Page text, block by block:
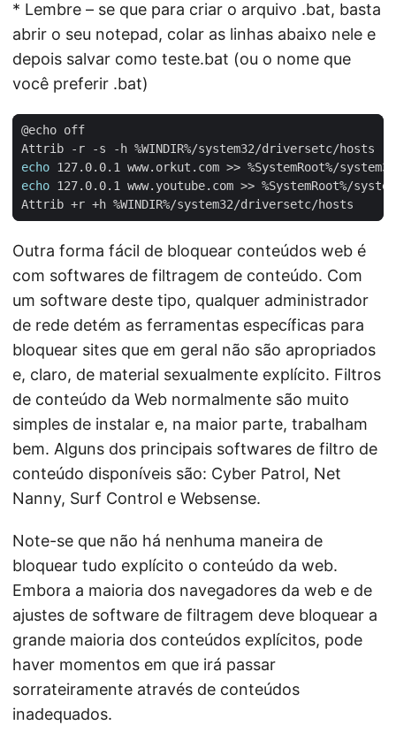
* Lembre – se que para criar o arquivo .bat, basta
abrir o seu notepad, colar as linhas abaixo nele e
depois salvar como teste.bat (ou o nome que
você preferir .bat)
echo
echo
Outra forma fácil de bloquear conteúdos web é
com softwares de filtragem de conteúdo. Com
um software deste tipo, qualquer administrador
de rede detém as ferramentas específicas para
bloquear sites que em geral não são apropriados
e, claro, de material sexualmente explícito. Filtros
de conteúdo da Web normalmente são muito
simples de instalar e, na maior parte, trabalham
bem. Alguns dos principais softwares de filtro de
conteúdo disponíveis são: Cyber Patrol, Net
Nanny, Surf Control e Websense.
Note-se que não há nenhuma maneira de
bloquear tudo explícito o conteúdo da web.
Embora a maioria dos navegadores da web e de
ajustes de software de filtragem deve bloquear a
grande maioria dos conteúdos explícitos, pode
haver momentos em que irá passar
sorrateiramente através de conteúdos
inadequados.